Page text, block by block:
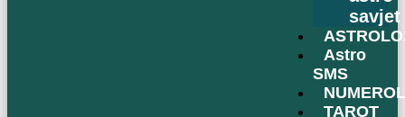
savjet
Astro
SMS
TAROT